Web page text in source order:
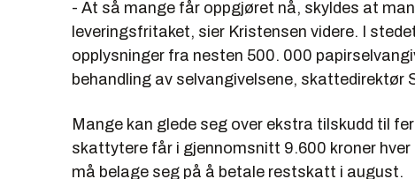
- At så mange får oppgjøret nå, skyldes at
leveringsfritaket, sier Kristensen videre. I
opplysninger fra nesten 500. 000
behandling av selvangivelsene, skattedirektør
Mange kan glede seg over ekstra tilskudd til
skattytere får i gjennomsnitt 9.600 kroner
må belage seg på å betale restskatt i august.